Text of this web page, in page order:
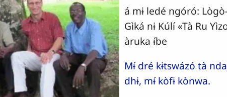
á mɨ ledé ngóró:
Gìká nɨ Kúlí «Tà Ru
àruka ɨ́be
Mɨ́ dré kɨtswázó tà
dhɨ, mɨ́ kòfɨ kònwa.